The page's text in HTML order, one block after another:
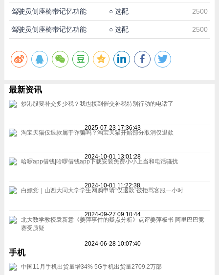
驾驶员侧座椅带记忆功能 ○ 选配 2500
驾驶员侧座椅带记忆功能 ○ 选配 2500
最新资讯
炒港股要补交多少税？我也接到催交补税特别行动的电话了
2025-07-23 17:36:43
淘宝天猫仅退款属于诈骗吗？淘宝天猫开始部分取消仅退款
2024-10-01 13:01:28
哈啰app借钱|哈啰借钱app下载安装免费小小上当和电话骚扰
2024-10-01 11:22:38
白嫖党｜山西大同大学学生网购申请“仅退款”被拒骂客服一小时
2024-09-27 09:10:44
北大数学教授袁新意《姜萍事件的疑点分析》点评姜萍板书 阿里巴巴竞
赛受质疑
2024-06-28 10:07:40
手机
中国11月手机出货量增34% 5G手机出货量2709.2万部